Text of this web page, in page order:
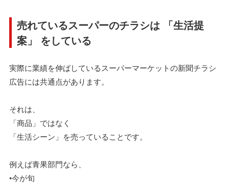
売れているスーパーのチラシは 「生活提
案」 をしている
実際に業績を伸ばしているスーパーマーケットの新聞チラシ
広告には共通点があります。
それは、
「商品」ではなく
「生活シーン」を売っていることです。
例えば青果部門なら、
•今が旬